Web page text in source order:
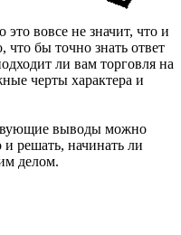
вовсе не значит, что и
что бы точно знать ответ
ли вам торговля на
черты характера и
выводы можно
решать, начинать ли
делом.